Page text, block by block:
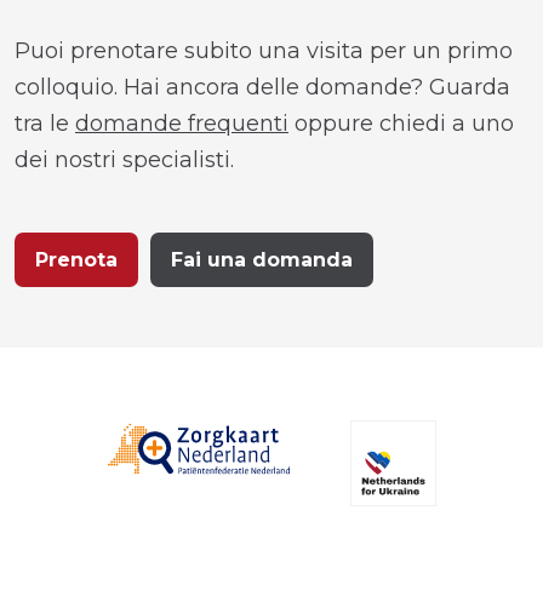
Puoi prenotare subito una visita per un primo
colloquio. Hai ancora delle domande? Guarda
tra le domande frequenti oppure chiedi a uno
dei nostri specialisti.
Prenota Fai una domanda